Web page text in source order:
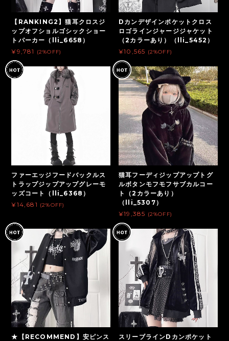
【RANKING2】猫耳クロスジ
ップオフショルゴシックショー
トパーカー（lli_6658）
¥9,781
(2%OFF)
Dカンデザインポケットクロス
ロゴラインジャージジャケット
（2カラーあり）（lli_5452）
¥10,565 (2%OFF)
ファーエッジフードバックルス
トラップジップアップグレーモ
ッズコート（lli_6368）
¥14,681 (2%OFF)
猫耳フーディジップアップトグ
ルボタンモフモフサブカルコー
ト（2カラーあり）
（lli_5307）
¥19,385 (2%OFF)
★【RECOMMEND】安ピンス
スリーブラインDカンポケット